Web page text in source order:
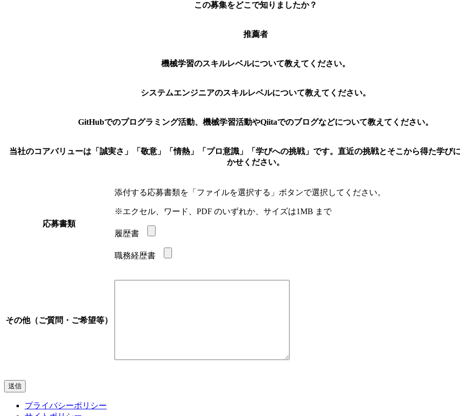
この募集をどこで知りましたか？
推薦者
機械学習のスキルレベルについて教えてください。
システムエンジニアのスキルレベルについて教えてください。
GitHubでのプログラミング活動、機械学習活動やQiitaでのブログなどについて教えてください。
当社のコアバリューは「誠実さ」「敬意」「情熱」「プロ意識」「学びへの挑戦」です。直近の挑戦とそこから得た学び
かせください。
応募書類
添付する応募書類を「ファイルを選択する」ボタンで選択してください。
※エクセル、ワード、PDF のいずれか、サイズは1MB まで
履歴書
職務経歴書
その他（ご質問・ご希望等）
プライバシーポリシー